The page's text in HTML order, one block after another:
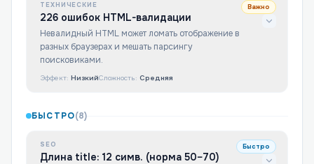
ТЕХНИЧЕСКИЕ
226 ошибок HTML-валидации
Невалидный HTML может ломать отображение в
разных браузерах и мешать парсингу
поисковиками.
Важно
Эффект: НизкийСложность: Средняя
БЫСТРО(8)
SEO
Длина title: 12 симв. (норма 50–70)
Быстро